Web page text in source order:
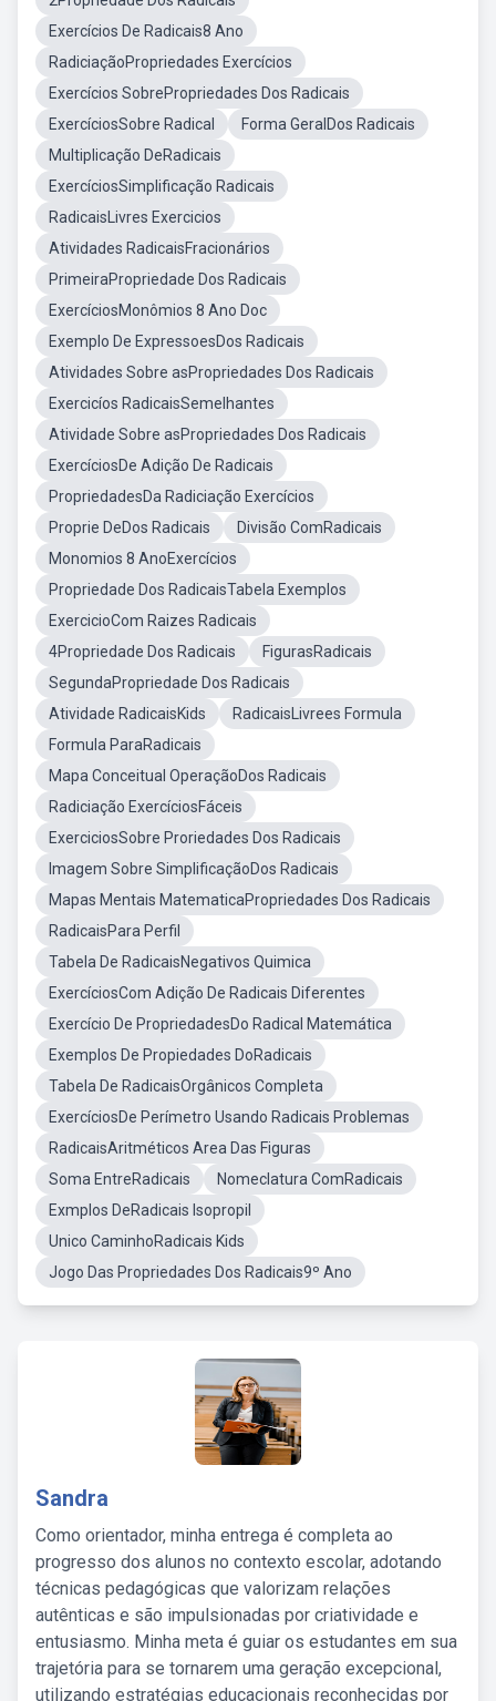
Exercícios De Radicais8 Ano
RadiciaçãoPropriedades Exercícios
Exercícios SobrePropriedades Dos Radicais
ExercíciosSobre Radical
Forma GeralDos Radicais
Multiplicação DeRadicais
ExercíciosSimplificação Radicais
RadicaisLivres Exercicios
Atividades RadicaisFracionários
PrimeiraPropriedade Dos Radicais
ExercíciosMonômios 8 Ano Doc
Exemplo De ExpressoesDos Radicais
Atividades Sobre asPropriedades Dos Radicais
Exercicíos RadicaisSemelhantes
Atividade Sobre asPropriedades Dos Radicais
ExercíciosDe Adição De Radicais
PropriedadesDa Radiciação Exercícios
Proprie DeDos Radicais
Divisão ComRadicais
Monomios 8 AnoExercícios
Propriedade Dos RadicaisTabela Exemplos
ExercicioCom Raizes Radicais
4Propriedade Dos Radicais
FigurasRadicais
SegundaPropriedade Dos Radicais
Atividade RadicaisKids
RadicaisLivrees Formula
Formula ParaRadicais
Mapa Conceitual OperaçãoDos Radicais
Radiciação ExercíciosFáceis
ExerciciosSobre Proriedades Dos Radicais
Imagem Sobre SimplificaçãoDos Radicais
Mapas Mentais MatematicaPropriedades Dos Radicais
RadicaisPara Perfil
Tabela De RadicaisNegativos Quimica
ExercíciosCom Adição De Radicais Diferentes
Exercício De PropriedadesDo Radical Matemática
Exemplos De Propiedades DoRadicais
Tabela De RadicaisOrgânicos Completa
ExercíciosDe Perímetro Usando Radicais Problemas
RadicaisAritméticos Area Das Figuras
Soma EntreRadicais
Nomeclatura ComRadicais
Exmplos DeRadicais Isopropil
Unico CaminhoRadicais Kids
Jogo Das Propriedades Dos Radicais9º Ano
Sandra
Como orientador, minha entrega é completa ao
progresso dos alunos no contexto escolar, adotando
técnicas pedagógicas que valorizam relações
autênticas e são impulsionadas por criatividade e
entusiasmo. Minha meta é guiar os estudantes em sua
trajetória para se tornarem uma geração excepcional,
utilizando estratégias educacionais reconhecidas por